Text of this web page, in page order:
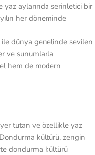
yaz aylarında serinletici bir
her döneminde
dünya genelinde sevilen
ve sunumlarla
hem de modern
tutan ve özellikle yaz
kültürü, zengin
dondurma kültürü